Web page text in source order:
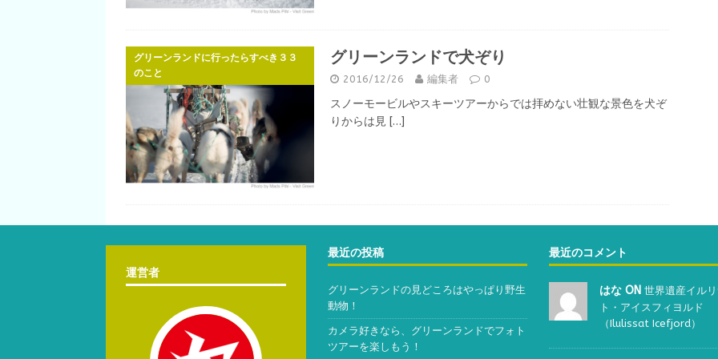
グリーンランドに行ったらすべき３３
のこと
グリーンランドで犬ぞり
2016/12/26 編集者 0
スノーモービルやスキーツアーからでは拝めない壮観な景色を犬ぞ
りからは見 […]
運営者
最近の投稿
グリーンランドの見どころはやっぱり野生
動物！
カメラ好きなら、グリーンランドでフォト
ツアーを楽しもう！
最近のコメント
はな ON世界遺産イル
ト・アイスフィヨルド
（Ilulissat Icefjord）